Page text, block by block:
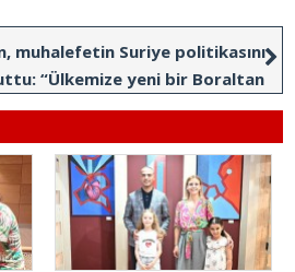
muhalefetin Suriye politikasını
“Ülkemize yeni bir Boraltan
utancı yaşatmalarına engel